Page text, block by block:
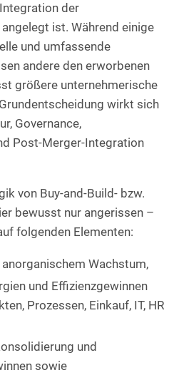
der
ist. Während einige
und umfassende
andere den erworbenen
größere unternehmerische
wirkt sich
Governance,
Post-Merger-Integration
von Buy-and-Build- bzw.
bewusst nur angerissen –
folgenden Elementen:
Wachstum,
und Effizienzgewinnen
Prozessen, Einkauf, IT, HR
und
sowie